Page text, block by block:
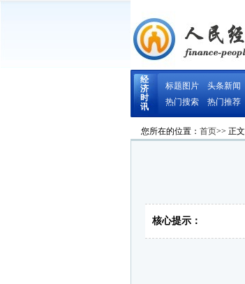
经
济
时
讯
标题图片
头条新闻
热门搜索
热门推荐
您所在的位置： 首页>> 正文
核心提示：